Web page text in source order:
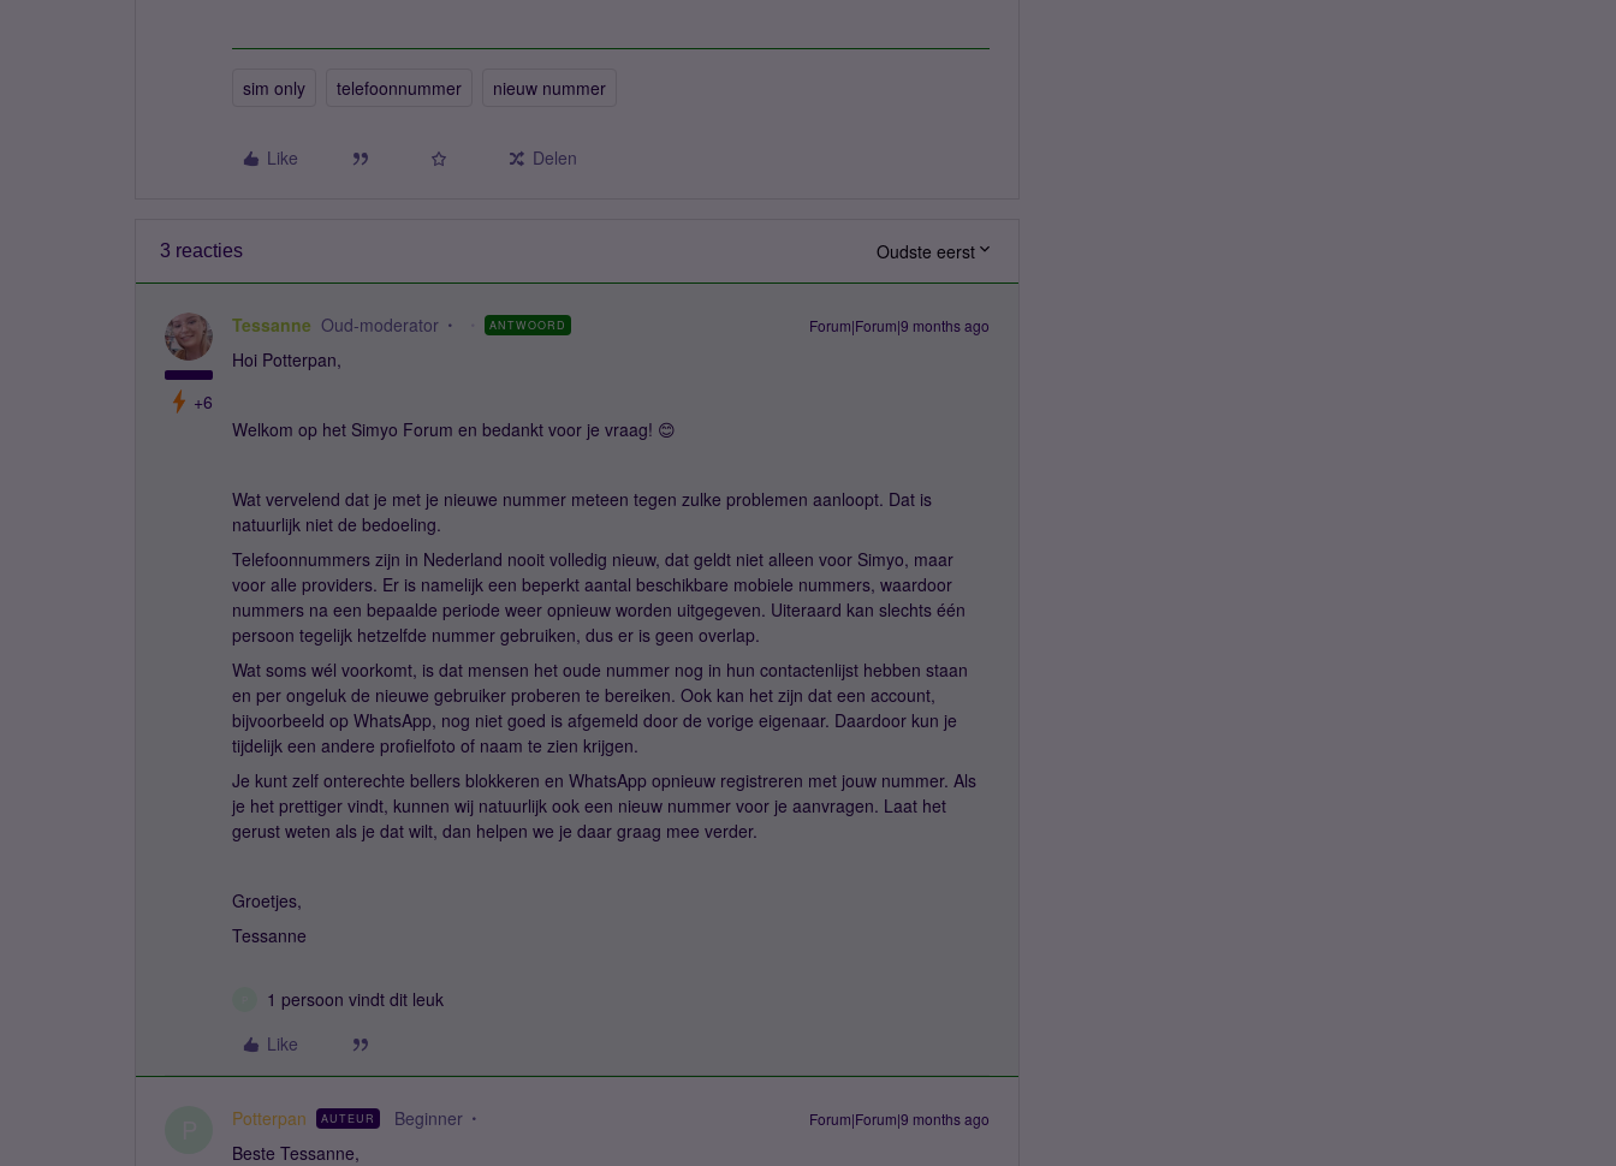
sim only telefoonnummer nieuw nummer
Like Delen
3 reacties Oudste eerst
+6
Tessanne Oud-moderator ANTWOORD Forum|Forum|9 months ago
Hoi Potterpan,
Welkom op het Simyo Forum en bedankt voor je vraag! 😊
Wat vervelend dat je met je nieuwe nummer meteen tegen zulke problemen aanloopt. Dat is
natuurlijk niet de bedoeling.
Telefoonnummers zijn in Nederland nooit volledig nieuw, dat geldt niet alleen voor Simyo, maar
voor alle providers. Er is namelijk een beperkt aantal beschikbare mobiele nummers, waardoor
nummers na een bepaalde periode weer opnieuw worden uitgegeven. Uiteraard kan slechts één
persoon tegelijk hetzelfde nummer gebruiken, dus er is geen overlap.
Wat soms wél voorkomt, is dat mensen het oude nummer nog in hun contactenlijst hebben staan
en per ongeluk de nieuwe gebruiker proberen te bereiken. Ook kan het zijn dat een account,
bijvoorbeeld op WhatsApp, nog niet goed is afgemeld door de vorige eigenaar. Daardoor kun je
tijdelijk een andere profielfoto of naam te zien krijgen.
Je kunt zelf onterechte bellers blokkeren en WhatsApp opnieuw registreren met jouw nummer. Als
je het prettiger vindt, kunnen wij natuurlijk ook een nieuw nummer voor je aanvragen. Laat het
gerust weten als je dat wilt, dan helpen we je daar graag mee verder.
Groetjes,
Tessanne
1 persoon vindt dit leuk
Like
Potterpan AUTEUR Beginner Forum|Forum|9 months ago
Beste Tessanne,